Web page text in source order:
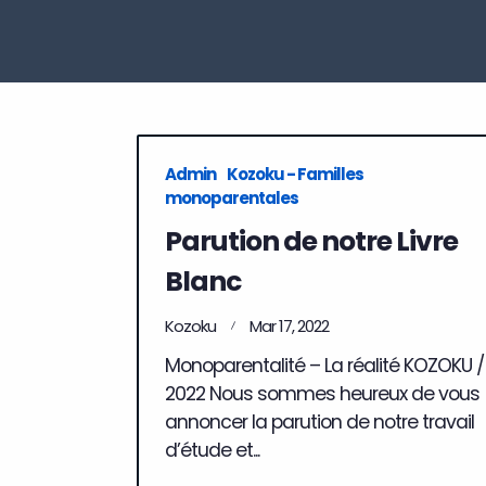
Admin Kozoku - Familles
monoparentales
Parution de notre Livre
Blanc
Kozoku Mar 17, 2022
Monoparentalité – La réalité KOZOKU /
2022 Nous sommes heureux de vous
annoncer la parution de notre travail
d’étude et...